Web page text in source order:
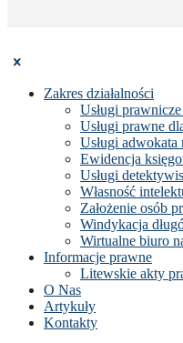
Zakres działalności
Usługi
Usługi prawne
Usługi
Ewidencja
Usługi
Własność
Założenie osób
Windykacja
Wirtualne biuro
Informacje prawne
Litewskie akty
O Nas
Artykuły
Kontakty